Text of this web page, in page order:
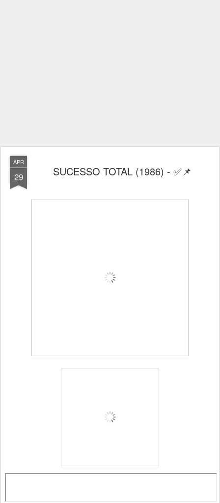
APR
29 SUCESSO TOTAL (1986) - ✅📌